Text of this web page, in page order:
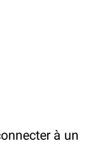
à un